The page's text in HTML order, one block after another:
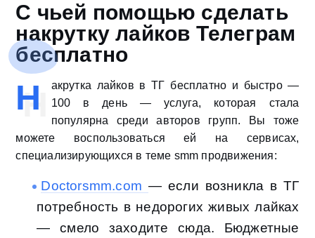
С чьей помощью сделать
накрутку лайков Телеграм
бесплатно
Н
акрутка лайков в ТГ бесплатно и быстро —
100 в день — услуга, которая стала
популярна среди авторов групп. Вы тоже
можете воспользоваться ей на сервисах,
специализирующихся в теме smm продвижения:
Doctorsmm.com — если возникла в ТГ
потребность в недорогих живых лайках
— смело заходите сюда. Бюджетные